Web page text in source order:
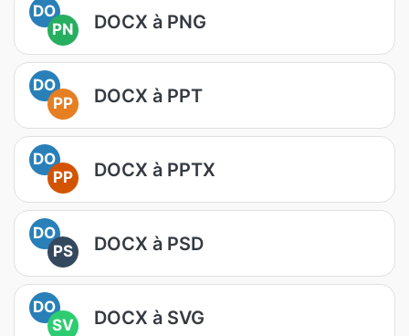
DO
PN
DOCX à PNG
DO
PP
DOCX à PPT
DO
PP
DOCX à PPTX
DO
PS
DOCX à PSD
DO
SV
DOCX à SVG